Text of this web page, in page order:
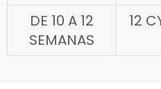
DE 10 A 12
SEMANAS
12